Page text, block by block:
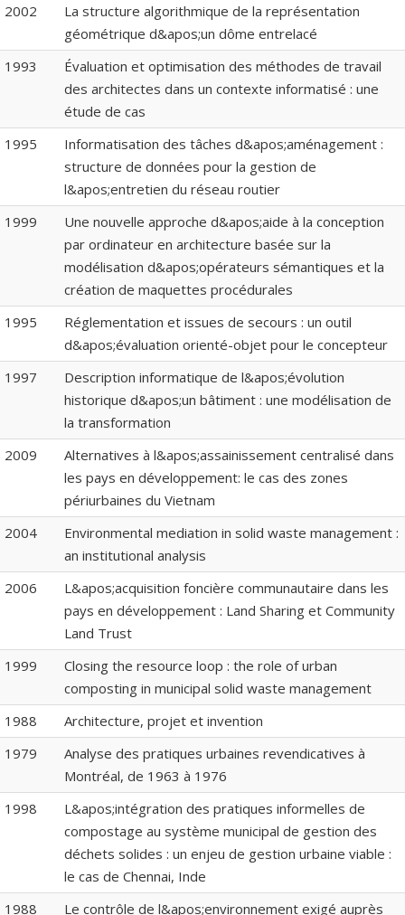
2002
La structure algorithmique de la représentation
géométrique d&apos;un dôme entrelacé
1993
Évaluation et optimisation des méthodes de travail
des architectes dans un contexte informatisé : une
étude de cas
1995
Informatisation des tâches d&apos;aménagement :
structure de données pour la gestion de
l&apos;entretien du réseau routier
1999
Une nouvelle approche d&apos;aide à la conception
par ordinateur en architecture basée sur la
modélisation d&apos;opérateurs sémantiques et la
création de maquettes procédurales
1995
Réglementation et issues de secours : un outil
d&apos;évaluation orienté-objet pour le concepteur
1997
Description informatique de l&apos;évolution
historique d&apos;un bâtiment : une modélisation de
la transformation
2009
Alternatives à l&apos;assainissement centralisé dans
les pays en développement: le cas des zones
périurbaines du Vietnam
2004
Environmental mediation in solid waste management :
an institutional analysis
2006
L&apos;acquisition foncière communautaire dans les
pays en développement : Land Sharing et Community
Land Trust
1999
Closing the resource loop : the role of urban
composting in municipal solid waste management
1988
Architecture, projet et invention
1979
Analyse des pratiques urbaines revendicatives à
Montréal, de 1963 à 1976
1998
L&apos;intégration des pratiques informelles de
compostage au système municipal de gestion des
déchets solides : un enjeu de gestion urbaine viable :
le cas de Chennai, Inde
1988
Le contrôle de l&apos;environnement exigé auprès